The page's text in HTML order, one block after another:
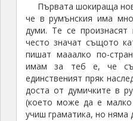
Първата шокираща
че в румънския има
думи. Те се
често значат същото
пишат мааалко по-
имам за теб е, че
единственият пряк
доста от думичките в
(което може да е
учиш граматика, но няма